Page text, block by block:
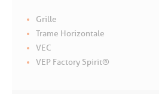
Grille
Trame Horizontale
VEC
VEP Factory Spirit®